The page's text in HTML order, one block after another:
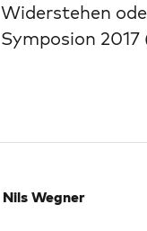
Widerstehen
Symposion 2017
Nils Wegner